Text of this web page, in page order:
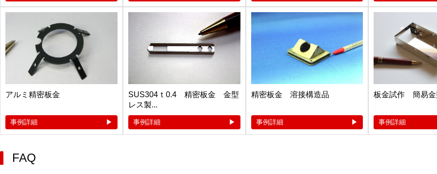
アルミ精密板金
事例詳細
SUS304ｔ0.4 精密板金 金型
レス製...
事例詳細
精密板金 溶接構造品
事例詳細
板金試作 簡易金
事例詳細
FAQ